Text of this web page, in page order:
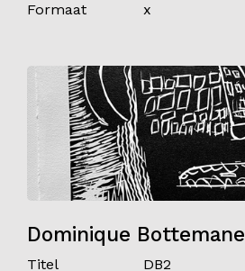
Formaat
x
Dominique Bottemane
Titel
DB2